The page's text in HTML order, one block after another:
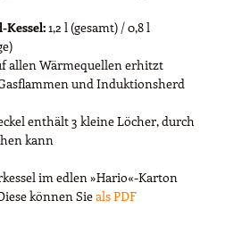
Kessel:1,2 l (gesamt) / 0,8 l
allen Wärmequellen erhitzt
und Induktionsherd
enthält 3 kleine Löcher, durch
kann
im edlen »Hario«-Karton
können Sieals PDF